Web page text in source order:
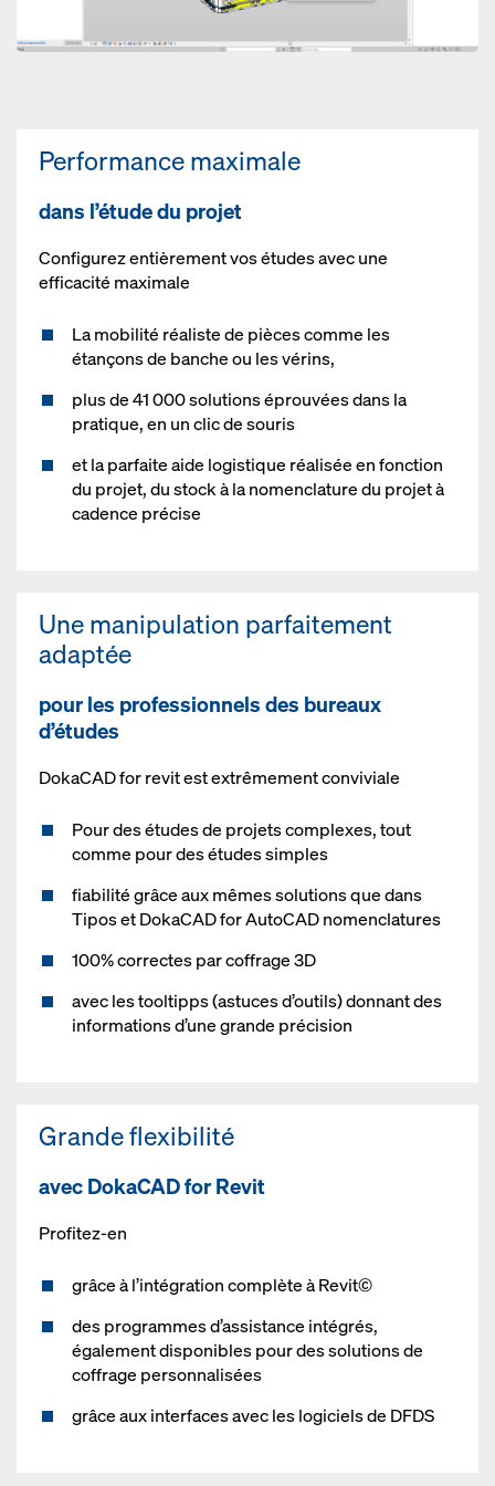
Performance maximale
dans l’étude du projet
Configurez entièrement vos études avec une
efficacité maximale
La mobilité réaliste de pièces comme les
étançons de banche ou les vérins,
plus de 41 000 solutions éprouvées dans la
pratique, en un clic de souris
et la parfaite aide logistique réalisée en fonction
du projet, du stock à la nomenclature du projet à
cadence précise
Une manipulation parfaitement
adaptée
pour les professionnels des bureaux
d’études
DokaCAD for revit est extrêmement conviviale
Pour des études de projets complexes, tout
comme pour des études simples
fiabilité grâce aux mêmes solutions que dans
Tipos et DokaCAD for AutoCAD nomenclatures
100% correctes par coffrage 3D
avec les tooltipps (astuces d’outils) donnant des
informations d’une grande précision
Grande flexibilité
avec DokaCAD for Revit
Profitez-en
grâce à l’intégration complète à Revit©
des programmes d’assistance intégrés,
également disponibles pour des solutions de
coffrage personnalisées
grâce aux interfaces avec les logiciels de DFDS